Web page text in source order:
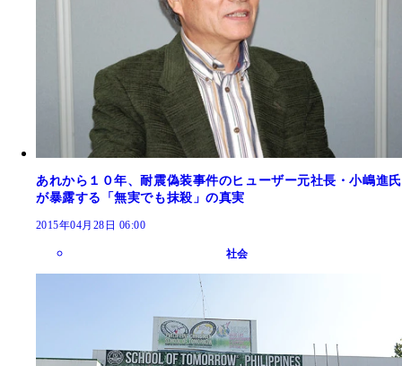
あれから１０年、耐震偽装事件のヒューザー元社長・小嶋進氏
が暴露する「無実でも抹殺」の真実
2015年04月28日 06:00
社会